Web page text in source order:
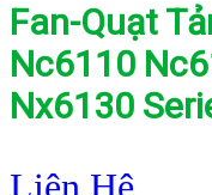
Fan-Quạt
Nc6110
Nx6130